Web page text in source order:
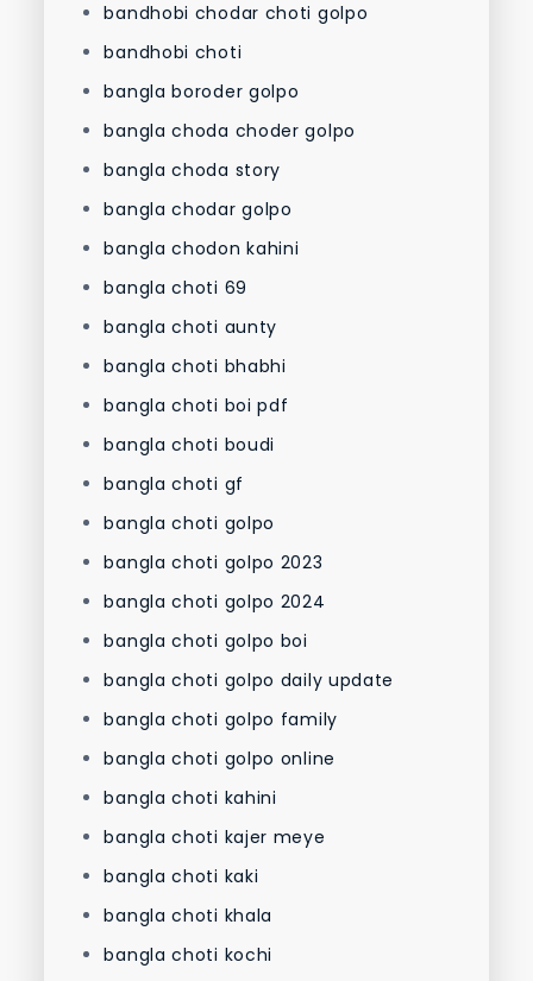
bandhobi chodar choti golpo
bandhobi choti
bangla boroder golpo
bangla choda choder golpo
bangla choda story
bangla chodar golpo
bangla chodon kahini
bangla choti 69
bangla choti aunty
bangla choti bhabhi
bangla choti boi pdf
bangla choti boudi
bangla choti gf
bangla choti golpo
bangla choti golpo 2023
bangla choti golpo 2024
bangla choti golpo boi
bangla choti golpo daily update
bangla choti golpo family
bangla choti golpo online
bangla choti kahini
bangla choti kajer meye
bangla choti kaki
bangla choti khala
bangla choti kochi